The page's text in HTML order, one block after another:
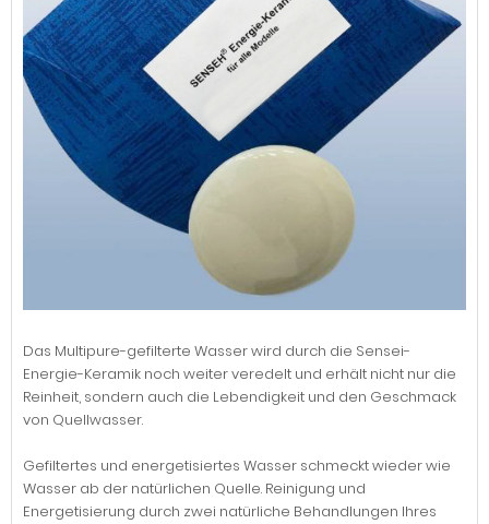
Das Multipure-gefilterte Wasser wird durch die Sensei-
Energie-Keramik noch weiter veredelt und erhält nicht nur die
Reinheit, sondern auch die Lebendigkeit und den Geschmack
von Quellwasser.
Gefiltertes und energetisiertes Wasser schmeckt wieder wie
Wasser ab der natürlichen Quelle. Reinigung und
Energetisierung durch zwei natürliche Behandlungen Ihres